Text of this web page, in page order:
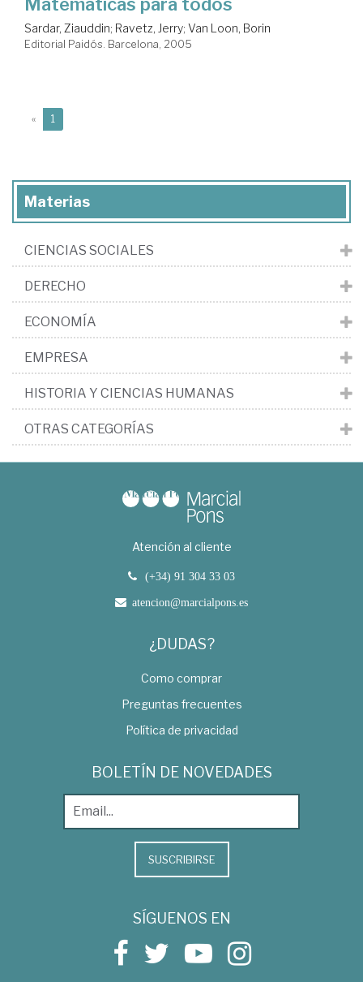
Matemáticas para todos
Sardar, Ziauddin; Ravetz, Jerry; Van Loon, Borin
Editorial Paidós. Barcelona, 2005
« 1
Materias
CIENCIAS SOCIALES
DERECHO
ECONOMÍA
EMPRESA
HISTORIA Y CIENCIAS HUMANAS
OTRAS CATEGORÍAS
Atención al cliente
(+34) 91 304 33 03
atencion@marcialpons.es
¿DUDAS?
Como comprar
Preguntas frecuentes
Política de privacidad
BOLETÍN DE NOVEDADES
SUSCRIBIRSE
SÍGUENOS EN